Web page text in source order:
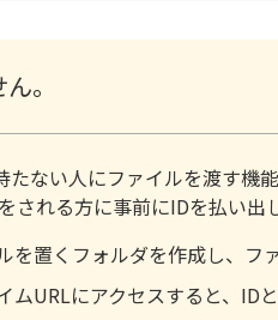
。
たない人にファイルを渡す機
される方に事前にIDを払い
を置くフォルダを作成し、フ
ムURLにアクセスすると、ID